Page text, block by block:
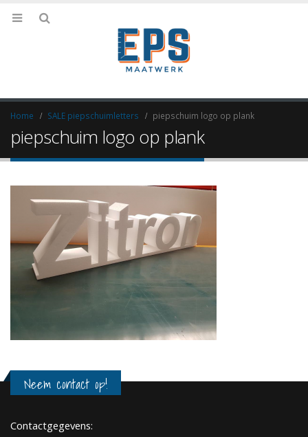
Home SALE piepschuimletters piepschuim logo op plank
piepschuim logo op plank
Neem contact op!
Contactgegevens: